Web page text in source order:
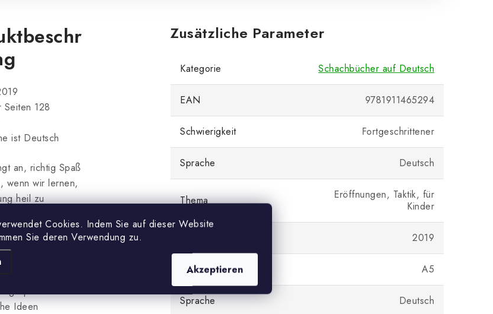
Cookies. Indem Sie auf dieser Website
Sie deren Verwendung zu.
Akzeptieren
128
ist Deutsch
an, richtig Spaß
wenn wir lernen,
heil zu
taktischen Tricks
Genau darum
versteht
Ideen
Zusätzliche Parameter
Kategorie Schachbücher auf Deutsch
EAN 9781911465294
Schwierigkeit Fortgeschrittener
Sprache Deutsch
Thema
Eröffnungen, Taktik, für
Kinder
2019
Format A5
Sprache Deutsch